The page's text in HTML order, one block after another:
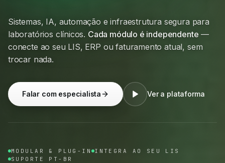
Sistemas, IA, automação e infraestrutura segura para
laboratórios clínicos. Cada módulo é independente —
conecte ao seu LIS, ERP ou faturamento atual, sem
trocar nada.
Falar com especialista Ver a plataforma
MODULAR & PLUG-IN INTEGRA AO SEU LIS
SUPORTE PT-BR